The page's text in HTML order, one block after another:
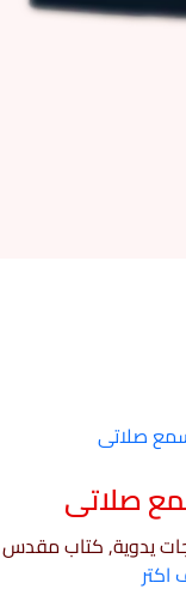
صلاتى
يدوية, كتاب
اكتر